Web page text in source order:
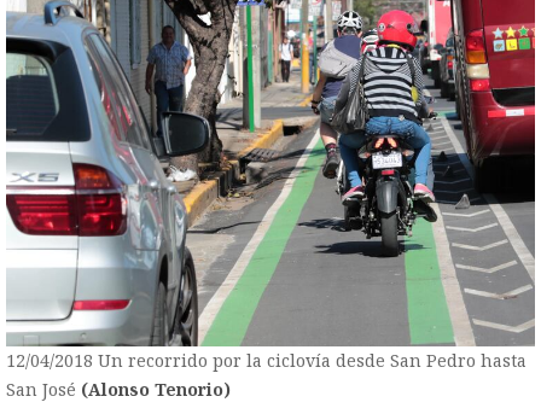
12/04/2018 Un recorrido por la ciclovía desde San Pedro hasta
San José (Alonso Tenorio)